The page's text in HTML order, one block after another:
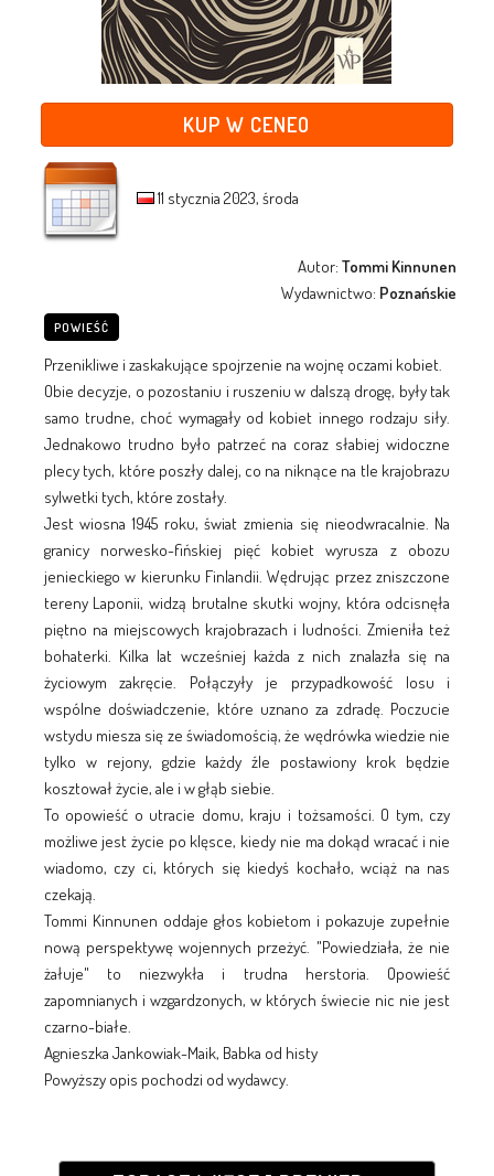
KUP W CENEO
11 stycznia 2023, środa
Autor:Tommi Kinnunen
Wydawnictwo: Poznańskie
POWIEŚĆ
Przenikliwe i zaskakujące spojrzenie na wojnę oczami kobiet.
Obie decyzje, o pozostaniu i ruszeniu w dalszą drogę, były tak
samo trudne, choć wymagały od kobiet innego rodzaju siły.
Jednakowo trudno było patrzeć na coraz słabiej widoczne
plecy tych, które poszły dalej, co na niknące na tle krajobrazu
sylwetki tych, które zostały.
Jest wiosna 1945 roku, świat zmienia się nieodwracalnie. Na
granicy norwesko-fińskiej pięć kobiet wyrusza z obozu
jenieckiego w kierunku Finlandii. Wędrując przez zniszczone
tereny Laponii, widzą brutalne skutki wojny, która odcisnęła
piętno na miejscowych krajobrazach i ludności. Zmieniła też
bohaterki. Kilka lat wcześniej każda z nich znalazła się na
życiowym zakręcie. Połączyły je przypadkowość losu i
wspólne doświadczenie, które uznano za zdradę. Poczucie
wstydu miesza się ze świadomością, że wędrówka wiedzie nie
tylko w rejony, gdzie każdy źle postawiony krok będzie
kosztował życie, ale i w głąb siebie.
To opowieść o utracie domu, kraju i tożsamości. O tym, czy
możliwe jest życie po klęsce, kiedy nie ma dokąd wracać i nie
wiadomo, czy ci, których się kiedyś kochało, wciąż na nas
czekają.
Tommi Kinnunen oddaje głos kobietom i pokazuje zupełnie
nową perspektywę wojennych przeżyć. "Powiedziała, że nie
żałuje" to niezwykła i trudna herstoria. Opowieść
zapomnianych i wzgardzonych, w których świecie nic nie jest
czarno-białe.
Agnieszka Jankowiak-Maik, Babka od histy
Powyższy opis pochodzi od wydawcy.